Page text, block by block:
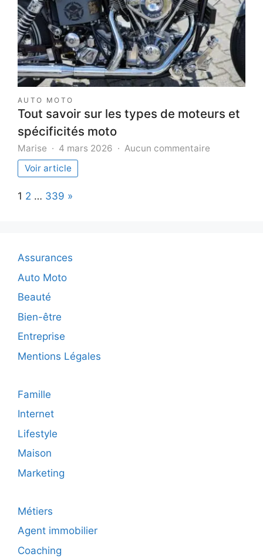
techniques
et
recommandations
AUTO MOTO
Tout savoir sur les types de moteurs et
spécificités moto
Marise 4 mars 2026 Aucun commentaire
Voir article
Page:
1 2 … 339 Next
»
Assurances
Auto Moto
Beauté
Bien-être
Entreprise
Mentions Légales
Famille
Internet
Lifestyle
Maison
Marketing
Métiers
Agent immobilier
Coaching